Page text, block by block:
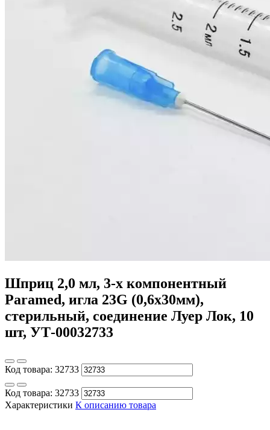
Шприц 2,0 мл, 3-х компонентный
Paramed, игла 23G (0,6x30мм),
стерильный, соединение Луер Лок, 10
шт, УТ-00032733
Код товара: 32733
Код товара: 32733
Характеристики К описанию товара